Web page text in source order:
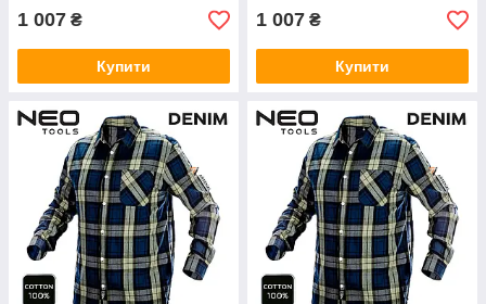
1 007 ₴
Купити
1 007 ₴
Купити